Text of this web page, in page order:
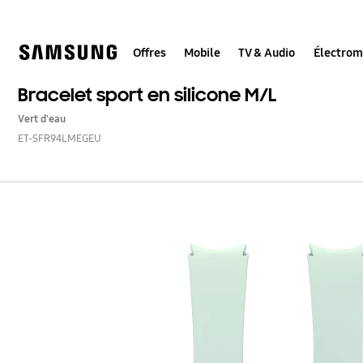
Offres Mobile TV & Audio
Bracelet sport en silicone M/L
Vert d'eau
ET-SFR94LMEGEU